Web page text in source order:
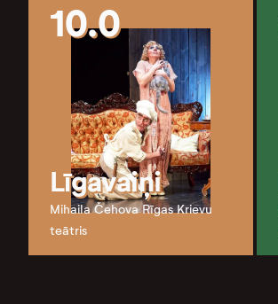
10.0
Līgavaiņi
Mihaila Čehova Rīgas Krievu
teātris